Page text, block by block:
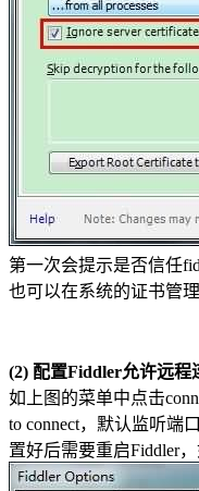
第一次会提示是否信任
也可以在系统的证书管
(2) 配置Fiddler允许远程
如上图的菜单中点击
to connect，默认监听端
置好后需要重启Fiddler，